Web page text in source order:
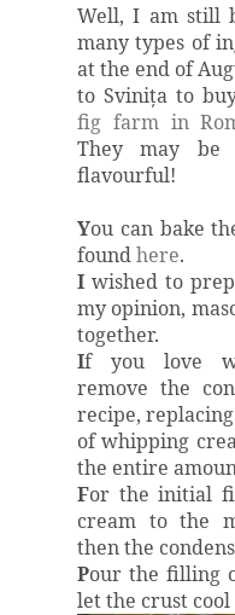
Well, I am still
many types of
at the end of
to Sviniţa to
fig farm in
They may be
flavourful!
You can bake
foundhere.
I wished to
my opinion,
together.
If you love
remove the
recipe,
of whipping
the entire
For the initial
cream to the
then the
Pour the filling
let the crust cool